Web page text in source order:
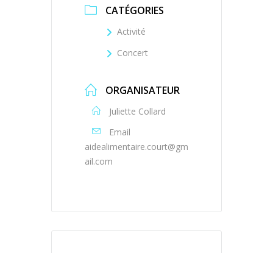
CATÉGORIES
Activité
Concert
ORGANISATEUR
Juliette Collard
Email
aidealimentaire.court@gm
ail.com